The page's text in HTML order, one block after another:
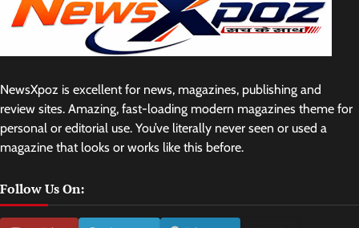
NewsXpoz is excellent for news, magazines, publishing and
review sites. Amazing, fast-loading modern magazines theme for
personal or editorial use. You’ve literally never seen or used a
magazine that looks or works like this before.
Follow Us On: